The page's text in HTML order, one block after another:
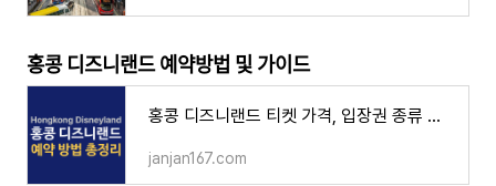
홍콩 디즈니랜드 예약방법 및 가이드
홍콩 디즈니랜드 티켓 가격, 입장권 종류 예매시 주의사항
janjan167.com